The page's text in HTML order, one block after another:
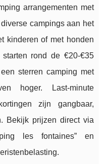
arrangementen met
campings aan het
kinderen of met honden
rond de €20-€35
sterren camping met
hoger. Last-minute
zijn gangbaar,
Bekijk prijzen direct via
les fontaines” en